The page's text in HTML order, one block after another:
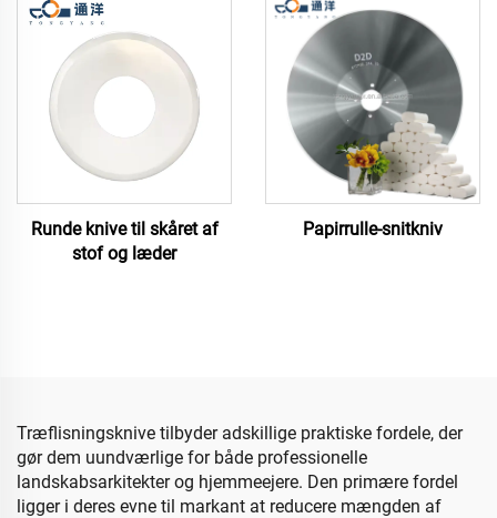
Runde knive til skåret af
stof og læder
Papirrulle-snitkniv
Træflisningsknive tilbyder adskillige praktiske fordele, der
gør dem uundværlige for både professionelle
landskabsarkitekter og hjemmeejere. Den primære fordel
ligger i deres evne til markant at reducere mængden af